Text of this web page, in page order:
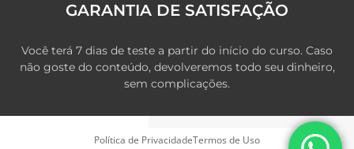
GARANTIA DE SATISFAÇÃO
Você terá 7 dias de teste a partir do início do curso. Caso
não goste do conteúdo, devolveremos todo seu dinheiro,
sem complicações.
Política de PrivacidadeTermos de Uso